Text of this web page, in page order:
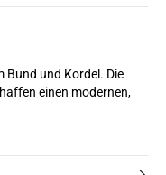
Bund und Kordel. Die
einen modernen,